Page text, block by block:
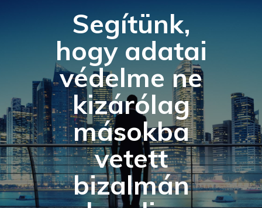
Segítünk,
hogy adatai
védelme ne
kizárólag
másokba
vetett
bizalmán